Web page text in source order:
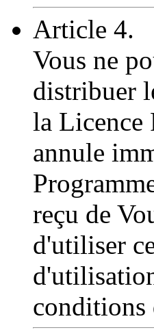
Article 4.
Vous ne
distribuer
la Licence
annule
reçu de
d'utiliser
conditions